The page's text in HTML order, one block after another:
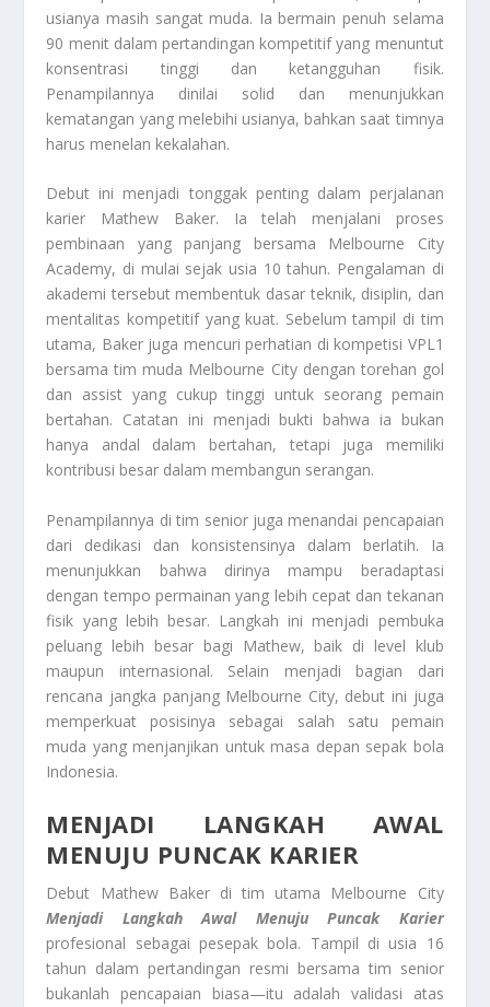
usianya masih sangat muda. Ia bermain penuh selama
90 menit dalam pertandingan kompetitif yang menuntut
konsentrasi tinggi dan ketangguhan fisik.
Penampilannya dinilai solid dan menunjukkan
kematangan yang melebihi usianya, bahkan saat timnya
harus menelan kekalahan.
Debut ini menjadi tonggak penting dalam perjalanan
karier Mathew Baker. Ia telah menjalani proses
pembinaan yang panjang bersama Melbourne City
Academy, di mulai sejak usia 10 tahun. Pengalaman di
akademi tersebut membentuk dasar teknik, disiplin, dan
mentalitas kompetitif yang kuat. Sebelum tampil di tim
utama, Baker juga mencuri perhatian di kompetisi VPL1
bersama tim muda Melbourne City dengan torehan gol
dan assist yang cukup tinggi untuk seorang pemain
bertahan. Catatan ini menjadi bukti bahwa ia bukan
hanya andal dalam bertahan, tetapi juga memiliki
kontribusi besar dalam membangun serangan.
Penampilannya di tim senior juga menandai pencapaian
dari dedikasi dan konsistensinya dalam berlatih. Ia
menunjukkan bahwa dirinya mampu beradaptasi
dengan tempo permainan yang lebih cepat dan tekanan
fisik yang lebih besar. Langkah ini menjadi pembuka
peluang lebih besar bagi Mathew, baik di level klub
maupun internasional. Selain menjadi bagian dari
rencana jangka panjang Melbourne City, debut ini juga
memperkuat posisinya sebagai salah satu pemain
muda yang menjanjikan untuk masa depan sepak bola
Indonesia.
MENJADI LANGKAH AWAL
MENUJU PUNCAK KARIER
Debut Mathew Baker di tim utama Melbourne City
Menjadi Langkah Awal Menuju Puncak Karier
profesional sebagai pesepak bola. Tampil di usia 16
tahun dalam pertandingan resmi bersama tim senior
bukanlah pencapaian biasa—itu adalah validasi atas